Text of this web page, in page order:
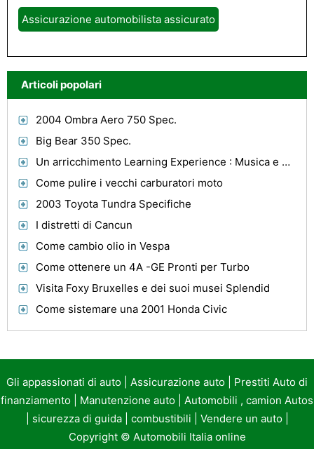
Assicurazione automobilista assicurato
Articoli popolari
2004 Ombra Aero 750 Spec.
Big Bear 350 Spec.
Un arricchimento Learning Experience : Musica e Racing In Birmingham
Come pulire i vecchi carburatori moto
2003 Toyota Tundra Specifiche
I distretti di Cancun
Come cambio olio in Vespa
Come ottenere un 4A -GE Pronti per Turbo
Visita Foxy Bruxelles e dei suoi musei Splendid
Come sistemare una 2001 Honda Civic
Gli appassionati di auto Assicurazione auto
Prestiti Auto di
finanziamento
Manutenzione auto
Automobili , camion Autos
sicurezza di guida| combustibili Vendere un auto|
Copyright © Automobili Italia online